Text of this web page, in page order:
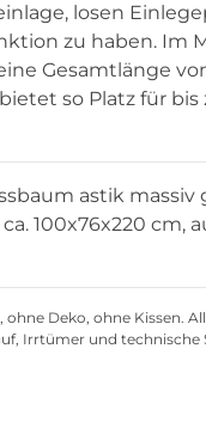
losen
zu haben. Im
Gesamtlänge
so Platz für bis
astik massiv
100x76x220 cm,
ohne Deko, ohne Kissen.
Irrtümer und technische